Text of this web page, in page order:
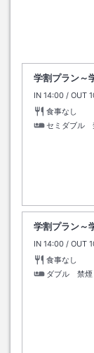
学割プラン～
IN チェックイン
14:00 / OUT
食事なし
セミダブル
学割プラン～
IN チェックイン
14:00 / OUT
食事なし
ダブル 禁煙